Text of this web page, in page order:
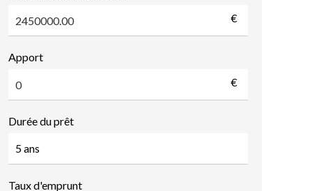
€
Apport
€
Durée du prêt
Taux d'emprunt